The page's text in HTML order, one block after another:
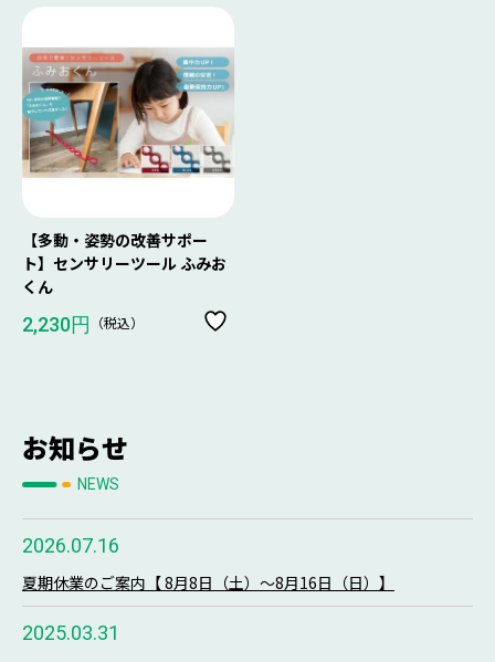
【多動・姿勢の改善サポー
ト】センサリーツール ふみお
くん
2,230円 （税込）
お知らせ
NEWS
2026.07.16
夏期休業のご案内【 8月8日（土）～8月16日（日）】
2025.03.31